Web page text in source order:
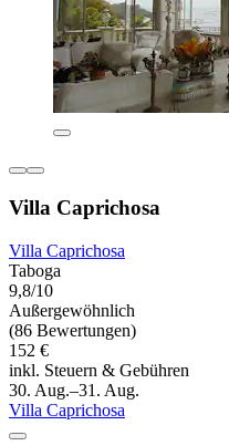
Villa Caprichosa
Villa Caprichosa
Taboga
9,8/10
Außergewöhnlich
(86 Bewertungen)
152 €
inkl. Steuern & Gebühren
30. Aug.–31. Aug.
Villa Caprichosa